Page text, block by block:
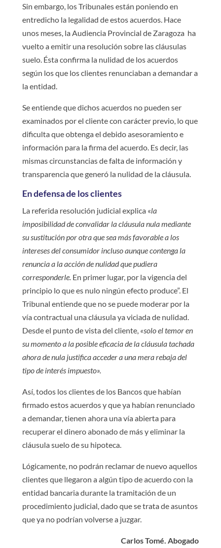
Sin embargo, los Tribunales están poniendo en
entredicho la legalidad de estos acuerdos. Hace
unos meses, la Audiencia Provincial de Zaragoza ha
vuelto a emitir una resolución sobre las cláusulas
suelo. Ésta confirma la nulidad de los acuerdos
según los que los clientes renunciaban a demandar a
la entidad.
Se entiende que dichos acuerdos no pueden ser
examinados por el cliente con carácter previo, lo que
dificulta que obtenga el debido asesoramiento e
información para la firma del acuerdo. Es decir, las
mismas circunstancias de falta de información y
transparencia que generó la nulidad de la cláusula.
En defensa de los clientes
La referida resolución judicial explica «la
imposibilidad de convalidar la cláusula nula mediante
su sustitución por otra que sea más favorable a los
intereses del consumidor incluso aunque contenga la
renuncia a la acción de nulidad que pudiera
corresponderle.En primer lugar, por la vigencia del
principio lo que es nulo ningún efecto produce”. El
Tribunal entiende que no se puede moderar por la
vía contractual una cláusula ya viciada de nulidad.
Desde el punto de vista del cliente, «solo el temor en
su momento a la posible eficacia de la cláusula tachada
ahora de nula justifica acceder a una mera rebaja del
tipo de interés impuesto».
Así, todos los clientes de los Bancos que habían
firmado estos acuerdos y que ya habían renunciado
a demandar, tienen ahora una vía abierta para
recuperar el dinero abonado de más y eliminar la
cláusula suelo de su hipoteca.
Lógicamente, no podrán reclamar de nuevo aquellos
clientes que llegaron a algún tipo de acuerdo con la
entidad bancaria durante la tramitación de un
procedimiento judicial, dado que se trata de asuntos
que ya no podrían volverse a juzgar.
Carlos Tomé. Abogado